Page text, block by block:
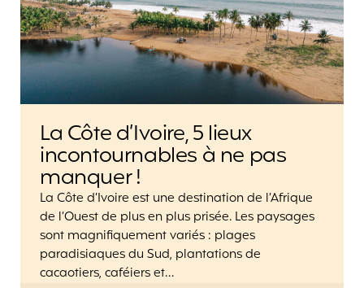
La Côte d’Ivoire, 5 lieux
incontournables à ne pas
manquer !
La Côte d’Ivoire est une destination de l’Afrique
de l’Ouest de plus en plus prisée. Les paysages
sont magnifiquement variés : plages
paradisiaques du Sud, plantations de
cacaotiers, caféiers et…